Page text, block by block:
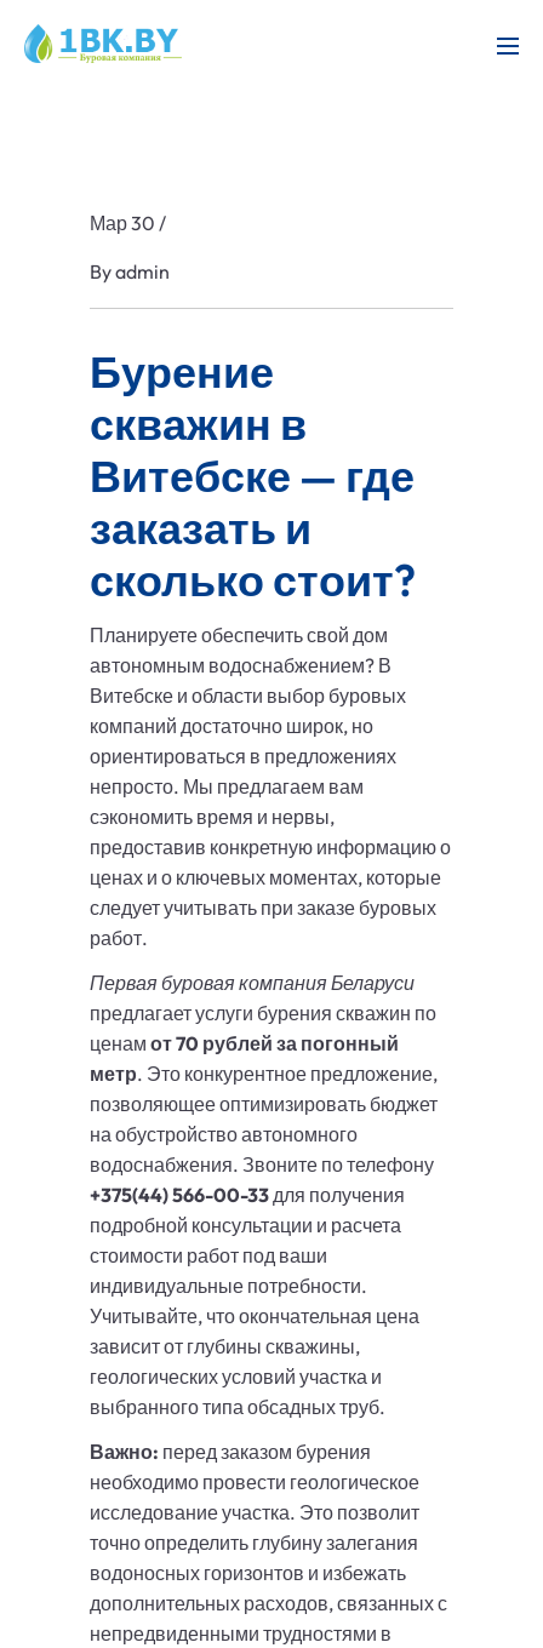
Мар 30 /
Byadmin
Бурение
скважин в
Витебске — где
заказать и
сколько стоит?
Планируете обеспечить свой дом
автономным водоснабжением? В
Витебске и области выбор буровых
компаний достаточно широк, но
ориентироваться в предложениях
непросто. Мы предлагаем вам
сэкономить время и нервы,
предоставив конкретную информацию о
ценах и о ключевых моментах, которые
следует учитывать при заказе буровых
работ.
Первая буровая компания Беларуси
предлагает услуги бурения скважин по
ценам от 70 рублей за погонный
метр. Это конкурентное предложение,
позволяющее оптимизировать бюджет
на обустройство автономного
водоснабжения. Звоните по телефону
+375(44) 566-00-33для получения
подробной консультации и расчета
стоимости работ под ваши
индивидуальные потребности.
Учитывайте, что окончательная цена
зависит от глубины скважины,
геологических условий участка и
выбранного типа обсадных труб.
Важно: перед заказом бурения
необходимо провести геологическое
исследование участка. Это позволит
точно определить глубину залегания
водоносных горизонтов и избежать
дополнительных расходов, связанных с
непредвиденными трудностями в